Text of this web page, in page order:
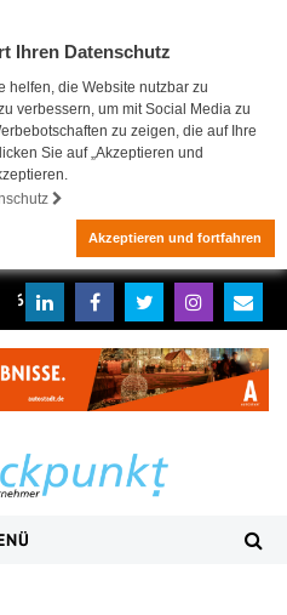
Ihren Datenschutz
helfen, die Website nutzbar zu
verbessern, um mit Social Media zu
zu zeigen, die auf Ihre
Sie auf „Akzeptieren und
Akzeptieren und fortfahren